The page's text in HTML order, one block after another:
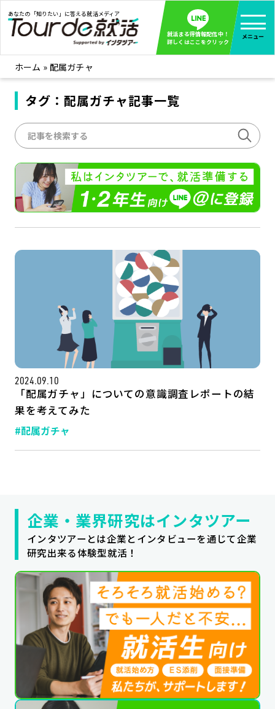
あなたの「知りたい」に答える就活メディア
就活まる得情報配信中！
詳しくはここをクリック
メニュー
就活ノウハウ 全て見る
企業まる見え！特捜部
みんなが知らない企業の裏側を徹底調査！
インタツアー活動レポ 全て見る
インタツアーを使ってどうだった？OBOG成功談
社会人インタビュー 全て見る
社会人になった今、就活を振り返ってみた
学生就活ブログ 全て見る
企業・業界研究はインタツアー
記事一覧
サイトマップ
ホーム » 配属ガチャ
タグ：配属ガチャ記事一覧
2024.09.10
「配属ガチャ」についての意識調査レポートの結
果を考えてみた
#配属ガチャ
企業・業界研究はインタツアー
インタツアーとは企業とインタビューを通じて企業
研究出来る体験型就活！